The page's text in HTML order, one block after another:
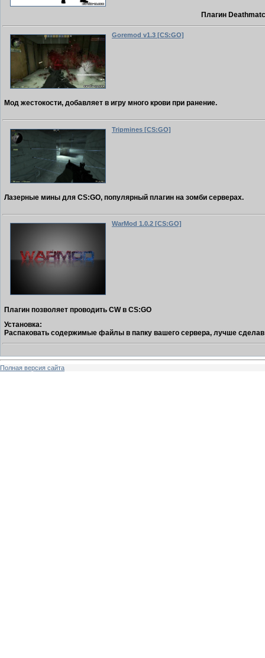
Плагин
Goremod v1.3 [CS:GO]
Мод жестокости, добавляет в игру много крови при ранение.
Tripmines [CS:GO]
Лазерные мины для CS:GO, популярный плагин на зомби серверах.
WarMod 1.0.2 [CS:GO]
Плагин позволяет проводить CW в CS:GO
Установка:
Распаковать содержимые файлы в папку вашего сервера, лучше сделав
Полная версия сайта